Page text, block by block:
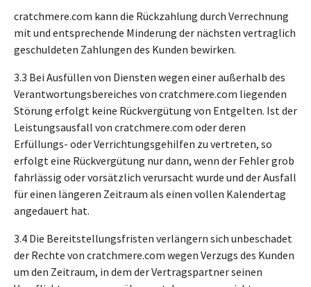
cratchmere.com kann die Rückzahlung durch Verrechnung
mit und entsprechende Minderung der nächsten vertraglich
geschuldeten Zahlungen des Kunden bewirken.
3.3 Bei Ausfüllen von Diensten wegen einer außerhalb des
Verantwortungsbereiches von cratchmere.com liegenden
Störung erfolgt keine Rückvergütung von Entgelten. Ist der
Leistungsausfall von cratchmere.com oder deren
Erfüllungs- oder Verrichtungsgehilfen zu vertreten, so
erfolgt eine Rückvergütung nur dann, wenn der Fehler grob
fahrlässig oder vorsätzlich verursacht wurde und der Ausfall
für einen längeren Zeitraum als einen vollen Kalendertag
angedauert hat.
3.4 Die Bereitstellungsfristen verlängern sich unbeschadet
der Rechte von cratchmere.com wegen Verzugs des Kunden
um den Zeitraum, in dem der Vertragspartner seinen